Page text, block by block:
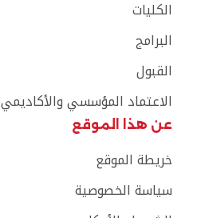
الكليات
البرامج
القبول
الاعتماد المؤسسي والأكاديمي
عن هذا الموقع
خريطة الموقع
سياسة الخصوصية